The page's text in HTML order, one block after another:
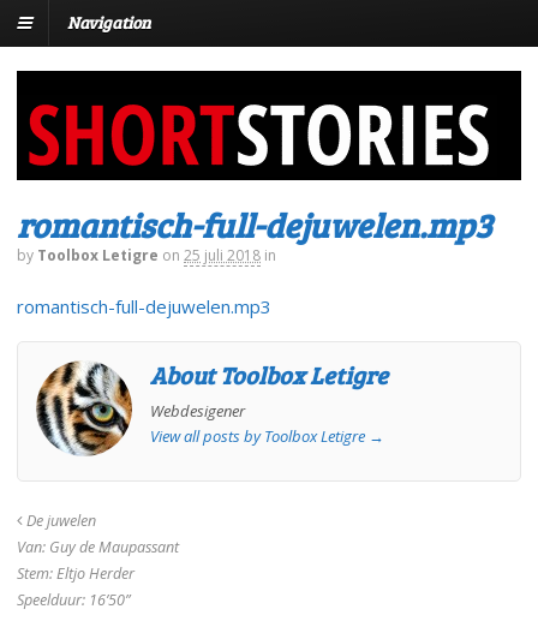
Navigation
romantisch-full-dejuwelen.mp3
by Toolbox Letigre on 25 juli 2018 in
romantisch-full-dejuwelen.mp3
About Toolbox Letigre
Webdesigener
View all posts by Toolbox Letigre →
De juwelen
Van: Guy de Maupassant
Stem: Eltjo Herder
Speelduur: 16’50”